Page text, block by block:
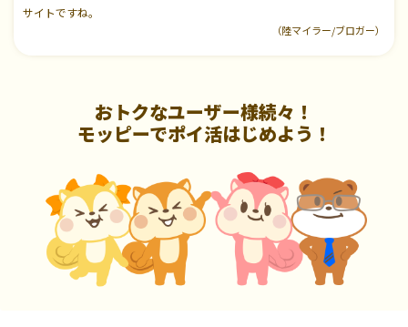
サイトですね。
（陸マイラー/ブロガー）
おトクなユーザー様続々！
モッピーでポイ活はじめよう！